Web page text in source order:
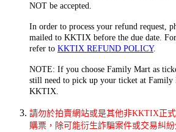
NOT be accepted.
In order to process your refund request,
mailed to KKTIX before the due date.
refer to KKTIX REFUND POLICY.
NOTE: If you choose Family Mart as
still need to pick up your ticket at Family
KKTIX.
請勿於拍賣網站或是其他非KKTIX正
購票，除可能衍生詐騙案件或交易糾